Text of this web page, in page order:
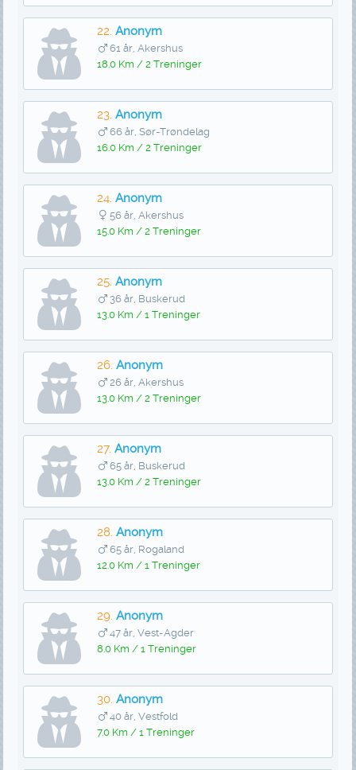
22. Anonym
61 år, Akershus
18.0 Km / 2 Treninger
23. Anonym
66 år, Sør-Trøndelag
16.0 Km / 2 Treninger
24. Anonym
56 år, Akershus
15.0 Km / 2 Treninger
25. Anonym
36 år, Buskerud
13.0 Km / 1 Treninger
26. Anonym
26 år, Akershus
13.0 Km / 2 Treninger
27. Anonym
65 år, Buskerud
13.0 Km / 2 Treninger
28. Anonym
65 år, Rogaland
12.0 Km / 1 Treninger
29. Anonym
47 år, Vest-Agder
8.0 Km / 1 Treninger
30. Anonym
40 år, Vestfold
7.0 Km / 1 Treninger